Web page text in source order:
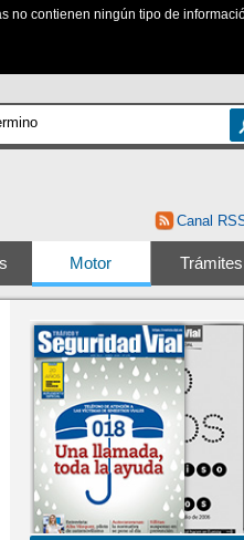
no contienen ningún tipo de
Canal
Motor Trámites